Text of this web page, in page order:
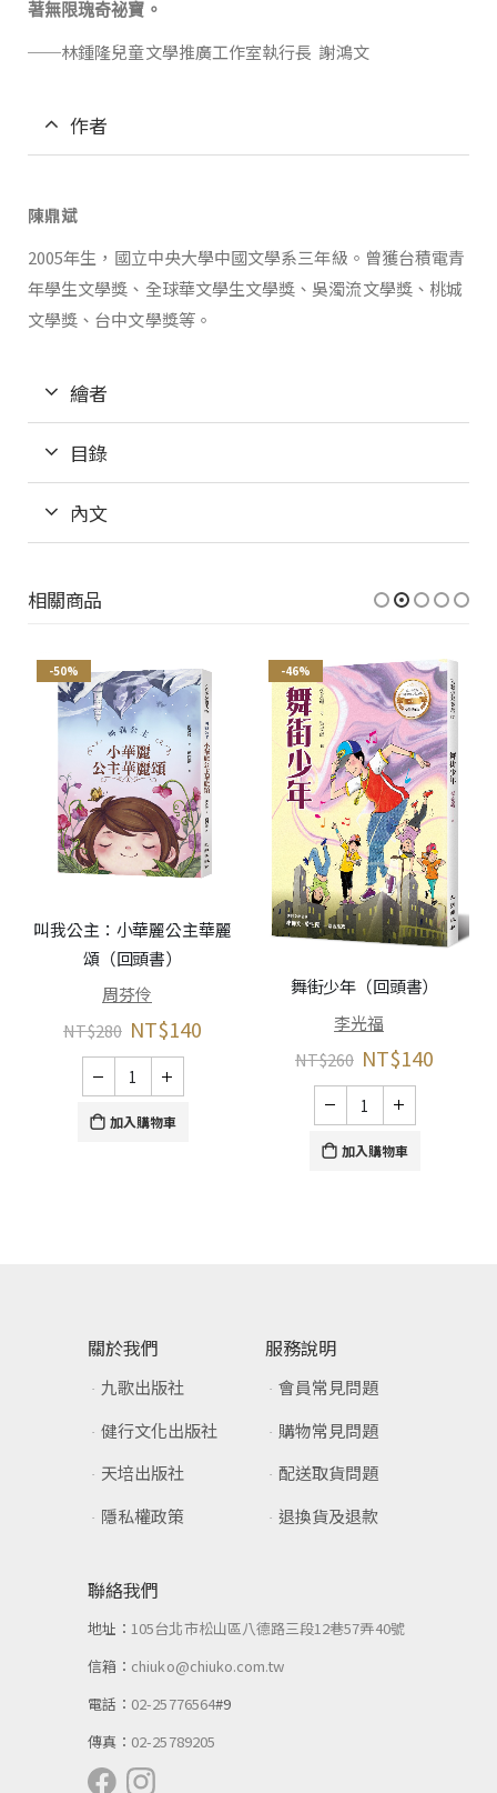
著無限瑰奇祕寶。
──林鍾隆兒童文學推廣工作室執行長 謝鴻文
作者
陳鼎斌
2005年生，國立中央大學中國文學系三年級。曾獲台積電青
年學生文學獎、全球華文學生文學獎、吳濁流文學獎、桃城
文學獎、台中文學獎等。
繪者
目錄
內文
相關商品
-50%
叫我公主：小華麗公主華麗
頌（回頭書）
周芬伶
NT$280 NT$140
加入購物車
-46%
舞街少年（回頭書）
李光福
NT$260 NT$140
加入購物車
關於我們
九歌出版社
健行文化出版社
天培出版社
隱私權政策
服務說明
會員常見問題
購物常見問題
配送取貨問題
退換貨及退款
聯絡我們
地址：105台北市松山區八德路三段12巷57弄40號
信箱： chiuko@chiuko.com.tw
電話： 02-25776564#9
傳真： 02-25789205